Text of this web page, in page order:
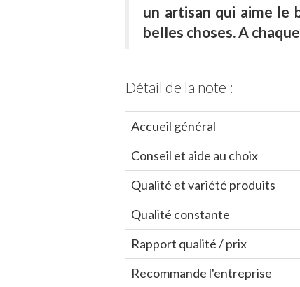
un artisan qui aime le
belles choses. A
Détail de la note :
Accueil général
Conseil et aide au choix
Qualité et variété produits
Qualité constante
Rapport qualité / prix
Recommande l'entreprise